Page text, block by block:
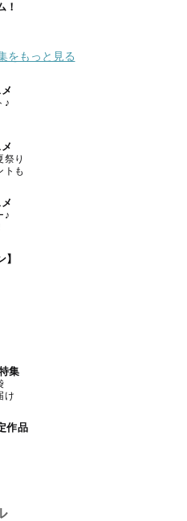
！
をもっと見る
♪
祭り
トも
♪
集
け
作品